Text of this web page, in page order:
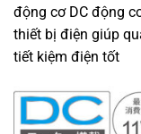
động cơ DC động
thiết bị điện giúp
tiết kiệm điện tốt